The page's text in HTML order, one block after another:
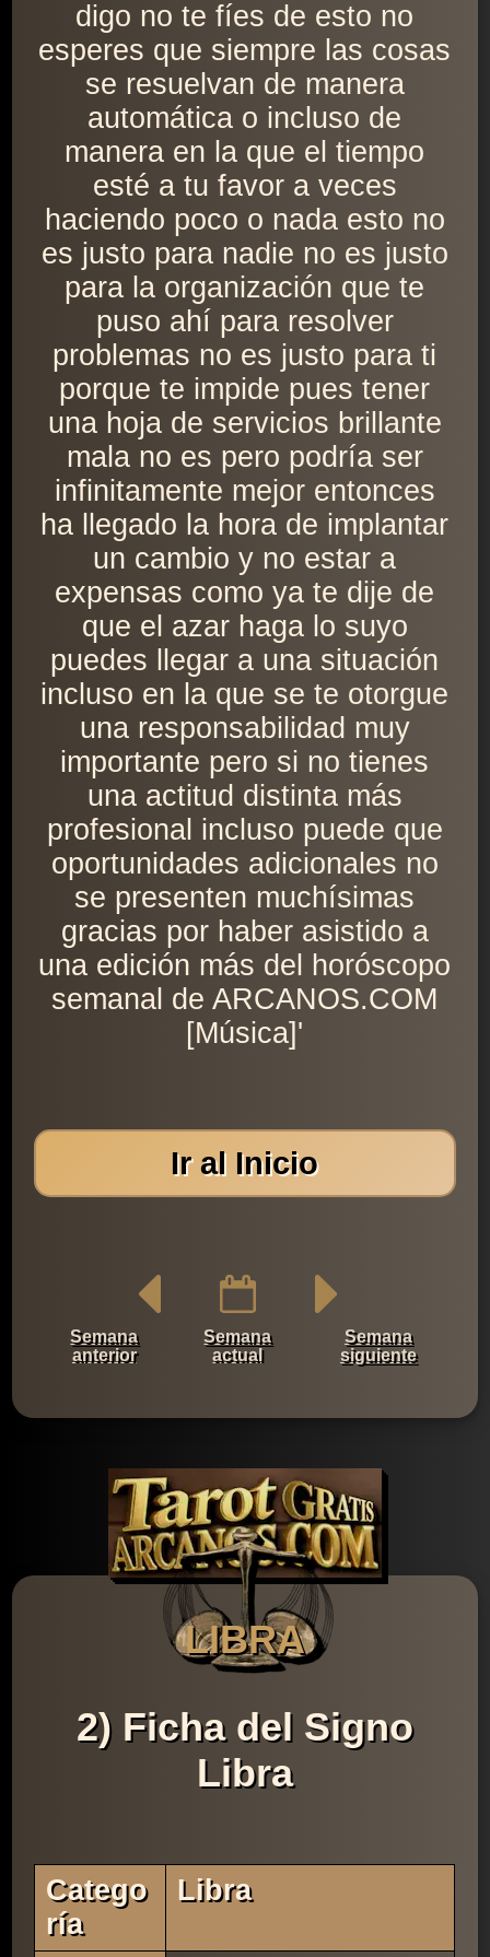
digo no te fíes de esto no
esperes que siempre las cosas
se resuelvan de manera
automática o incluso de
manera en la que el tiempo
esté a tu favor a veces
haciendo poco o nada esto no
es justo para nadie no es justo
para la organización que te
puso ahí para resolver
problemas no es justo para ti
porque te impide pues tener
una hoja de servicios brillante
mala no es pero podría ser
infinitamente mejor entonces
ha llegado la hora de implantar
un cambio y no estar a
expensas como ya te dije de
que el azar haga lo suyo
puedes llegar a una situación
incluso en la que se te otorgue
una responsabilidad muy
importante pero si no tienes
una actitud distinta más
profesional incluso puede que
oportunidades adicionales no
se presenten muchísimas
gracias por haber asistido a
una edición más del horóscopo
semanal de ARCANOS.COM
[Música]'
Ir al Inicio
Semana
anterior
Semana
actual
Semana
siguiente
LIBRA
2) Ficha del Signo
Libra
Catego
Ría
Libra